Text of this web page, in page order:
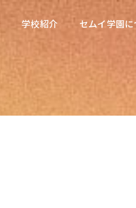
学校紹介 セムイ学園
学校紹介
東海医療科学専門学校
東海歯科医療専門学校
セムイ学園に